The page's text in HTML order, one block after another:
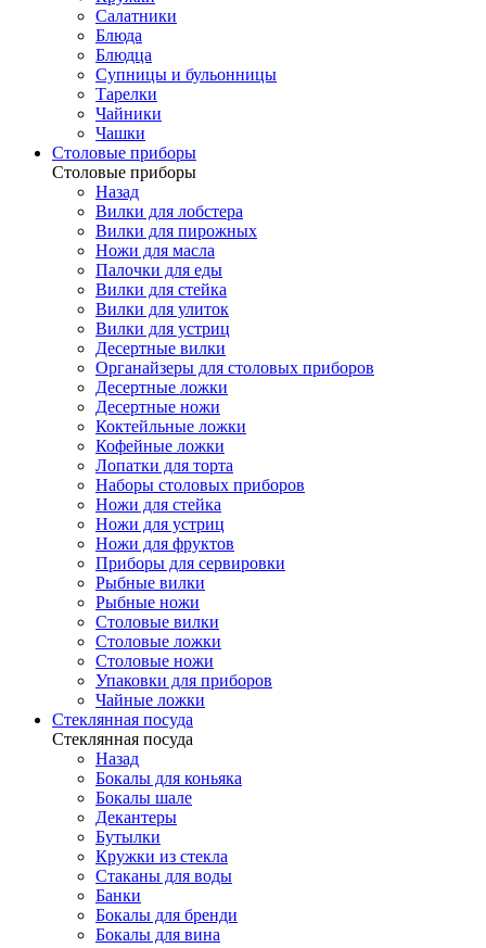
Салатники
Блюда
Блюдца
Супницы и бульонницы
Тарелки
Чайники
Чашки
Cтоловые приборы
Cтоловые приборы
Назад
Вилки для лобстера
Вилки для пирожных
Ножи для масла
Палочки для еды
Вилки для стейка
Вилки для улиток
Вилки для устриц
Десертные вилки
Органайзеры для столовых приборов
Десертные ложки
Десертные ножи
Коктейльные ложки
Кофейные ложки
Лопатки для торта
Наборы столовых приборов
Ножи для стейка
Ножи для устриц
Ножи для фруктов
Приборы для сервировки
Рыбные вилки
Рыбные ножи
Столовые вилки
Столовые ложки
Столовые ножи
Упаковки для приборов
Чайные ложки
Стеклянная посуда
Стеклянная посуда
Назад
Бокалы для коньяка
Бокалы шале
Декантеры
Бутылки
Кружки из стекла
Стаканы для воды
Банки
Бокалы для бренди
Бокалы для вина